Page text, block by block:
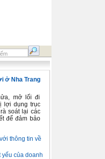
ở Nha Trang
mở lối đi
lợi dụng trục
soát lại các
để đảm bảo
thông tin về
yếu của doanh